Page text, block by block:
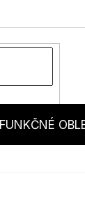
FUNKČNÉ